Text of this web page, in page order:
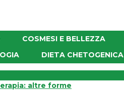
COSMESI E BELLEZZA
DIETA CHETOGENICA
altre forme